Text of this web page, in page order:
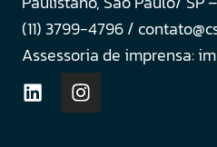
(11) 3799-4796 /
Assessoria de imprensa: